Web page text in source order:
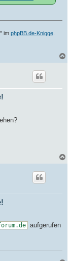
im phpBB.de-Knigge
aufgerufen